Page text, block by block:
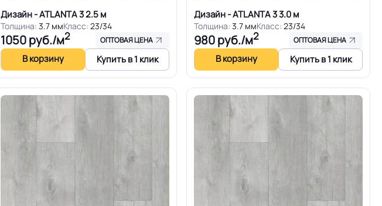
Дизайн - ATLANTA 32.5 м
Толщина: 3.7 ммКласс: 23/34
1050руб./м2 ОПТОВАЯ ЦЕНА
В корзину Купить в 1 клик
Дизайн - ATLANTA 33.0 м
Толщина: 3.7 ммКласс: 23/34
980руб./м2 ОПТОВАЯ ЦЕНА
В корзину Купить в 1 клик